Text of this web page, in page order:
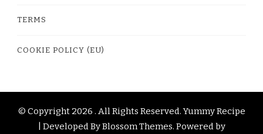
TERMS
COOKIE POLICY (EU)
© Copyright 2026 . All Rights Reserved.Yummy Recipe
| Developed ByBlossom Themes. Powered by